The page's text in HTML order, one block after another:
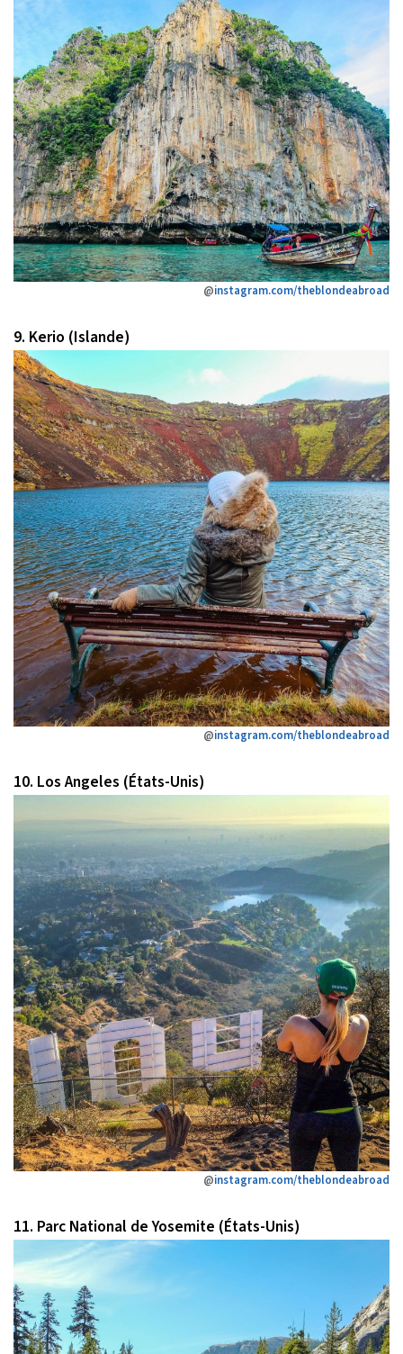
@instagram.com/theblondeabroad
9. Kerio (Islande)
@instagram.com/theblondeabroad
10. Los Angeles (États-Unis)
@instagram.com/theblondeabroad
11. Parc National de Yosemite (États-Unis)